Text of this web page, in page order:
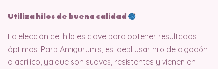
Utiliza hilos de buena calidad
La elección del hilo es clave para obtener resultados
óptimos. Para Amigurumis, es ideal usar hilo de algodón
o acrílico, ya que son suaves, resistentes y vienen en